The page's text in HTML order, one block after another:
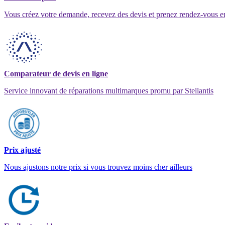
Vous créez votre demande, recevez des devis et prenez rendez-vous
Comparateur de devis en ligne
Service innovant de réparations multimarques promu par Stellantis
Prix ajusté
Nous ajustons notre prix si vous trouvez moins cher ailleurs